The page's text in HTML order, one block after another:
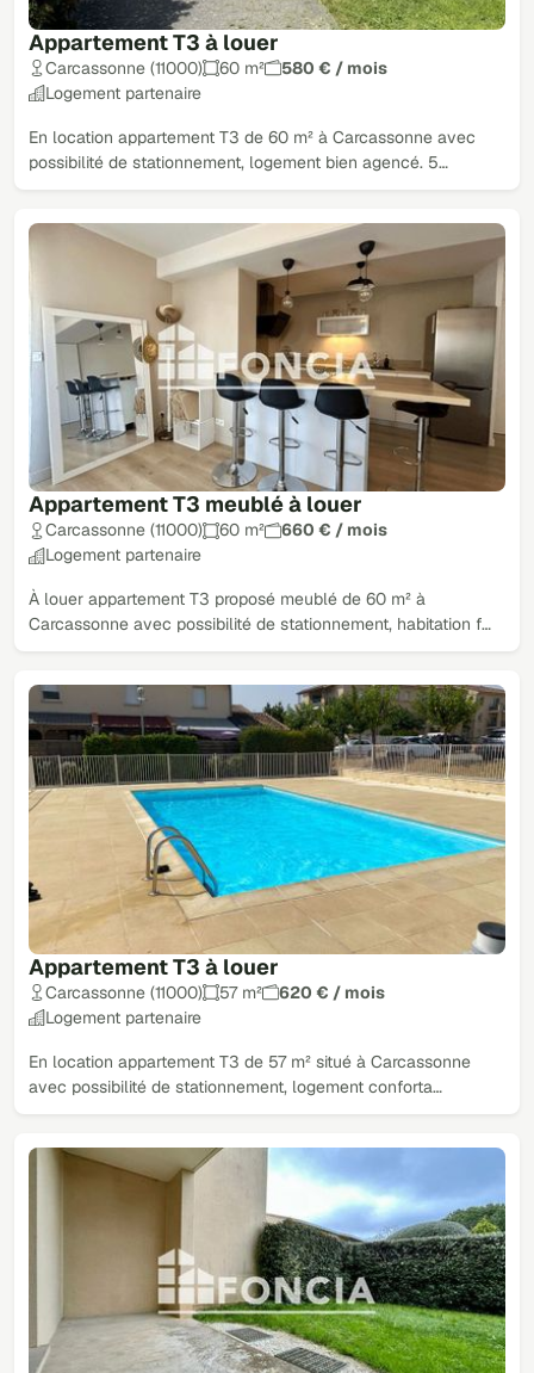
Appartement T3 à louer
Carcassonne (11000) 60 m²
580 € / mois
Logement partenaire
En location appartement T3 de 60 m² à Carcassonne avec
possibilité de stationnement, logement bien agencé. 5…
Appartement T3 meublé à louer
Carcassonne (11000) 60 m²
660 € / mois
Logement partenaire
À louer appartement T3 proposé meublé de 60 m² à
Carcassonne avec possibilité de stationnement, habitation f…
Appartement T3 à louer
Carcassonne (11000) 57 m²
620 € / mois
Logement partenaire
En location appartement T3 de 57 m² situé à Carcassonne
avec possibilité de stationnement, logement conforta…